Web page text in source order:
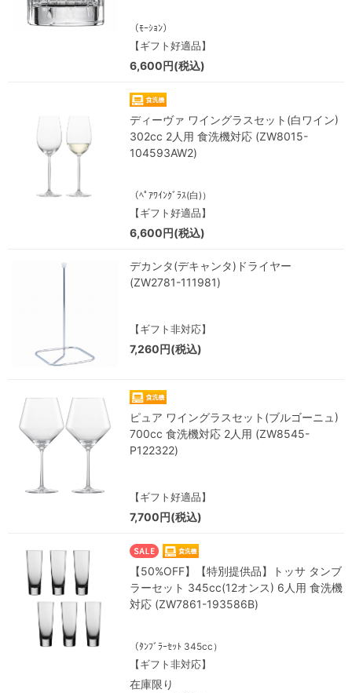
（ﾓｰｼｮﾝ）
【ギフト好適品】
6,600円(税込)
ディーヴァ ワイングラスセット(白ワイン)
302cc 2人用 食洗機対応 (ZW8015-
104593AW2)
（ﾍﾟｱﾜｲﾝｸﾞﾗｽ(白)）
【ギフト好適品】
6,600円(税込)
デカンタ(デキャンタ)ドライヤー
(ZW2781-111981)
【ギフト非対応】
7,260円(税込)
ピュア ワイングラスセット(ブルゴーニュ)
700cc 食洗機対応 2人用 (ZW8545-
P122322)
【ギフト好適品】
7,700円(税込)
【50%OFF】【特別提供品】トッサ タンブ
ラーセット 345cc(12オンス) 6人用 食洗機
対応 (ZW7861-193586B)
（ﾀﾝﾌﾞﾗｰｾｯﾄ 345cc）
【ギフト非対応】
在庫限り